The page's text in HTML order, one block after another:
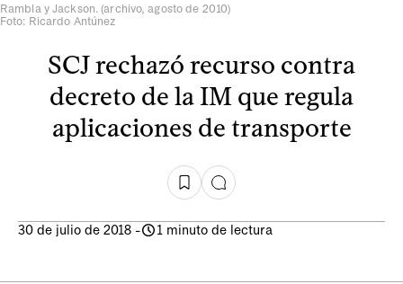
Rambla y Jackson. (archivo, agosto de 2010)
Foto: Ricardo Antúnez
SCJ rechazó recurso contra
decreto de la IM que regula
aplicaciones de transporte
30 de julio de 2018 - 1 minuto de lectura